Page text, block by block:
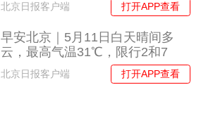
北京日报客户端 打开APP查看
早安北京｜5月11日白天晴间多
云，最高气温31℃，限行2和7
北京日报客户端 打开APP查看